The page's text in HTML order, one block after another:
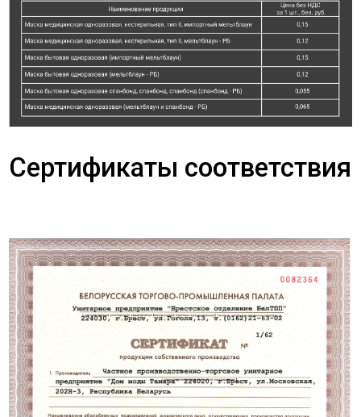
Сертификаты соответствия